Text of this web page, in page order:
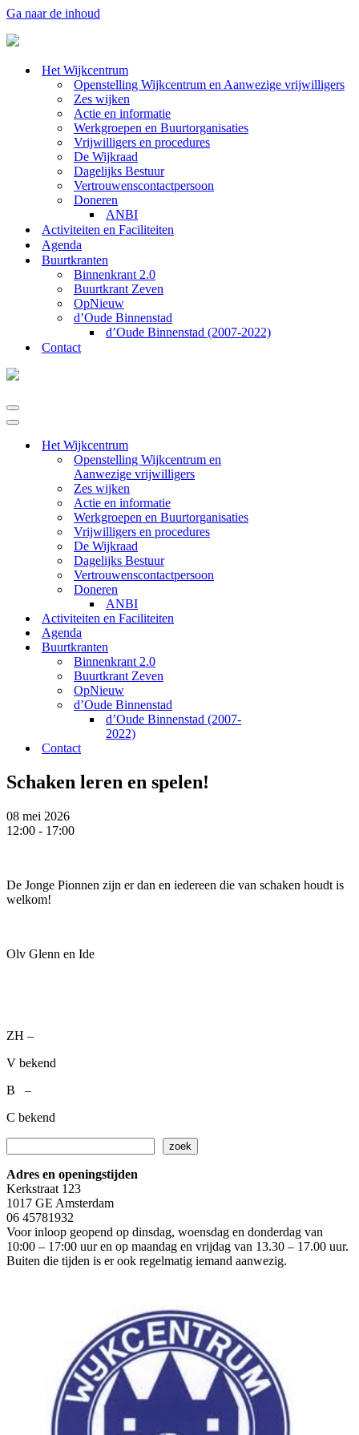
Ga naar de inhoud
Het Wijkcentrum
Openstelling Wijkcentrum en Aanwezige vrijwilligers
Zes wijken
Actie en informatie
Werkgroepen en Buurtorganisaties
Vrijwilligers en procedures
De Wijkraad
Dagelijks Bestuur
Vertrouwenscontactpersoon
Doneren
ANBI
Activiteiten en Faciliteiten
Agenda
Buurtkranten
Binnenkrant 2.0
Buurtkrant Zeven
OpNieuw
d’Oude Binnenstad
d’Oude Binnenstad (2007-2022)
Contact
Navigatie
Menu
Navigatie
Het Wijkcentrum
Openstelling Wijkcentrum en
Aanwezige vrijwilligers
Zes wijken
Actie en informatie
Werkgroepen en Buurtorganisaties
Vrijwilligers en procedures
De Wijkraad
Dagelijks Bestuur
Vertrouwenscontactpersoon
Doneren
ANBI
Activiteiten en Faciliteiten
Agenda
Buurtkranten
Binnenkrant 2.0
Buurtkrant Zeven
OpNieuw
d’Oude Binnenstad
d’Oude Binnenstad (2007-
2022)
Contact
Schaken leren en spelen!
08 mei 2026
12:00 - 17:00
De Jonge Pionnen zijn er dan en iedereen die van schaken houdt is
welkom!
Olv Glenn en Ide
ZH –
V bekend
B –
C bekend
zoek
Adres en openingstijden
Kerkstraat 123
1017 GE Amsterdam
06 45781932
Voor inloop geopend op dinsdag, woensdag en donderdag van
10:00 – 17:00 uur en op maandag en vrijdag van 13.30 – 17.00 uur.
Buiten die tijden is er ook regelmatig iemand aanwezig.